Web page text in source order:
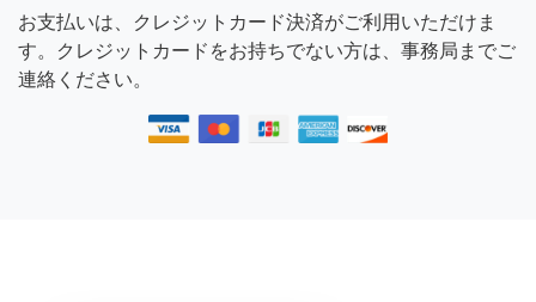
お支払いは、クレジットカード決済がご利用いただけま
す。クレジットカードをお持ちでない方は、事務局までご
連絡ください。